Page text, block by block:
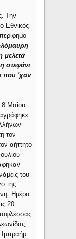
Την
Εθνικός
μελετά
στεφάνι
που 'χαν
8 Μαΐου
τον
αήττητο
του
της
Ημέρα
20
Ιμπραήμ